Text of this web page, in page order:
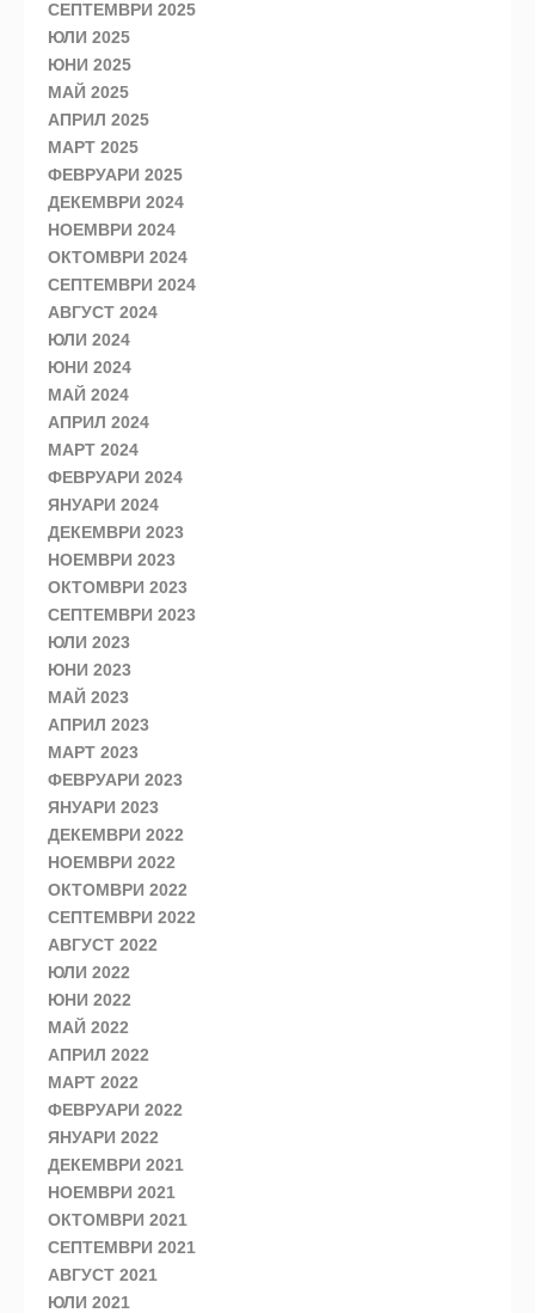
СЕПТЕМВРИ 2025
ЮЛИ 2025
ЮНИ 2025
МАЙ 2025
АПРИЛ 2025
МАРТ 2025
ФЕВРУАРИ 2025
ДЕКЕМВРИ 2024
НОЕМВРИ 2024
ОКТОМВРИ 2024
СЕПТЕМВРИ 2024
АВГУСТ 2024
ЮЛИ 2024
ЮНИ 2024
МАЙ 2024
АПРИЛ 2024
МАРТ 2024
ФЕВРУАРИ 2024
ЯНУАРИ 2024
ДЕКЕМВРИ 2023
НОЕМВРИ 2023
ОКТОМВРИ 2023
СЕПТЕМВРИ 2023
ЮЛИ 2023
ЮНИ 2023
МАЙ 2023
АПРИЛ 2023
МАРТ 2023
ФЕВРУАРИ 2023
ЯНУАРИ 2023
ДЕКЕМВРИ 2022
НОЕМВРИ 2022
ОКТОМВРИ 2022
СЕПТЕМВРИ 2022
АВГУСТ 2022
ЮЛИ 2022
ЮНИ 2022
МАЙ 2022
АПРИЛ 2022
МАРТ 2022
ФЕВРУАРИ 2022
ЯНУАРИ 2022
ДЕКЕМВРИ 2021
НОЕМВРИ 2021
ОКТОМВРИ 2021
СЕПТЕМВРИ 2021
АВГУСТ 2021
ЮЛИ 2021